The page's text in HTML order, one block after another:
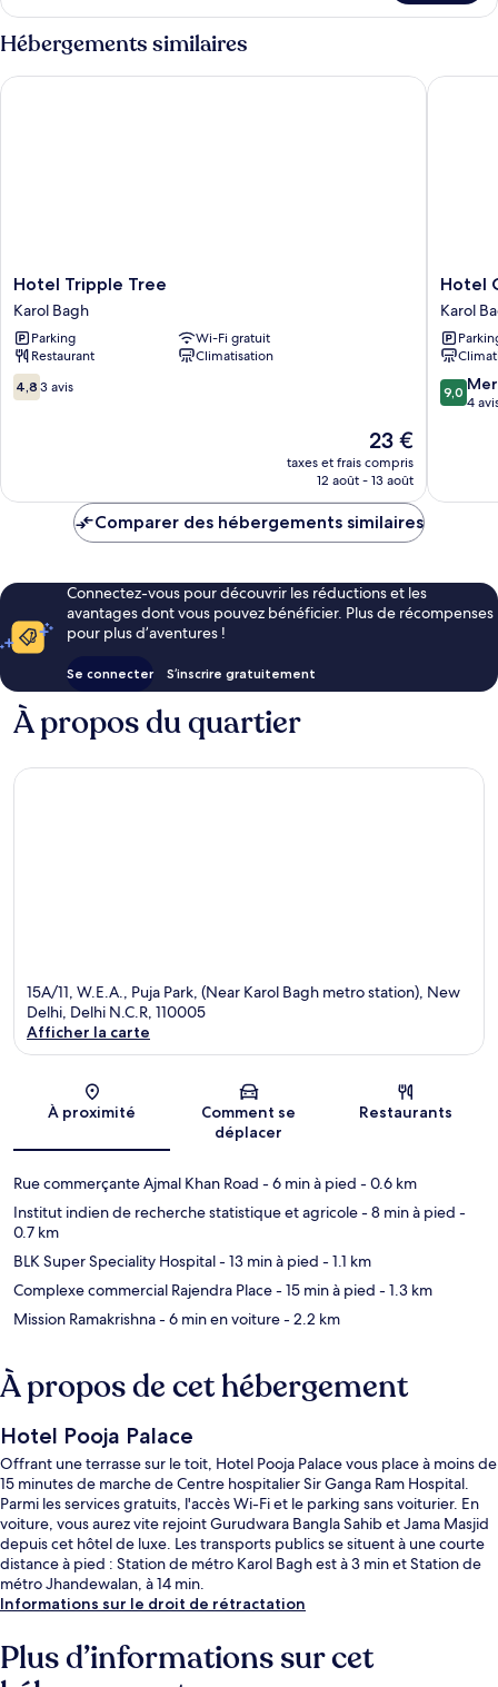
plusieurs
lits
le
type
de
chambre
Chambre
Hébergements similaires
Hotel
Tripple
Tree
Karol
Bagh
Hotel Tripple Tree
Karol Bagh
Parking
Wi-Fi gratuit
Restaurant
Climatisation
4.8
sur
4,8 3 avis
Le
nouveau
prix
de
23 €
taxes et frais compris
12 août - 13 août
Hotel Tripple Tree
Hotel
Cosmo
Near
BLK
Hospital
Karol
Bagh
Hotel
Karol
9.0
sur
9,0
4
Hotel
Comparer des hébergements similaires
Connectez-vous pour découvrir les réductions et les
avantages dont vous pouvez bénéficier. Plus de récompenses
pour plus d’aventures !
Se connecter S’inscrire gratuitement
À propos du quartier
15A/11, W.E.A., Puja Park, (Near Karol Bagh metro station), New
Delhi, Delhi N.C.R, 110005
Afficher la carte
À proximité
Comment se
déplacer
Restaurants
Rue commerçante Ajmal Khan Road - 6 min à pied - 0.6 km
Institut indien de recherche statistique et agricole- 8 min à pied -
0.7 km
BLK Super Speciality Hospital- 13 min à pied - 1.1 km
Complexe commercial Rajendra Place- 15 min à pied - 1.3 km
Mission Ramakrishna- 6 min en voiture- 2.2 km
À propos de cet hébergement
Hotel Pooja Palace
Offrant une terrasse sur le toit, Hotel Pooja Palace vous place à moins de
15 minutes de marche de Centre hospitalier Sir Ganga Ram Hospital.
Parmi les services gratuits, l'accès Wi-Fi et le parking sans voiturier. En
voiture, vous aurez vite rejoint Gurudwara Bangla Sahib et Jama Masjid
depuis cet hôtel de luxe. Les transports publics se situent à une courte
distance à pied : Station de métro Karol Bagh est à 3 min et Station de
métro Jhandewalan, à 14 min.
Informations sur le droit de rétractation
Plus d’informations sur cet